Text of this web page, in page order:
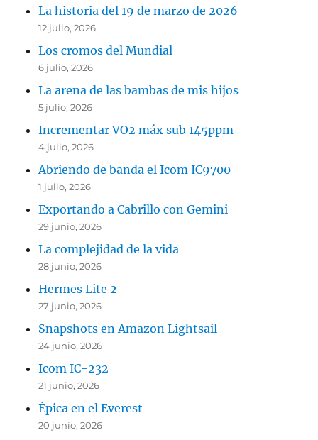
La historia del 19 de marzo de 2026
12 julio, 2026
Los cromos del Mundial
6 julio, 2026
La arena de las bambas de mis hijos
5 julio, 2026
Incrementar VO2 máx sub 145ppm
4 julio, 2026
Abriendo de banda el Icom IC9700
1 julio, 2026
Exportando a Cabrillo con Gemini
29 junio, 2026
La complejidad de la vida
28 junio, 2026
Hermes Lite 2
27 junio, 2026
Snapshots en Amazon Lightsail
24 junio, 2026
Icom IC-232
21 junio, 2026
Épica en el Everest
20 junio, 2026